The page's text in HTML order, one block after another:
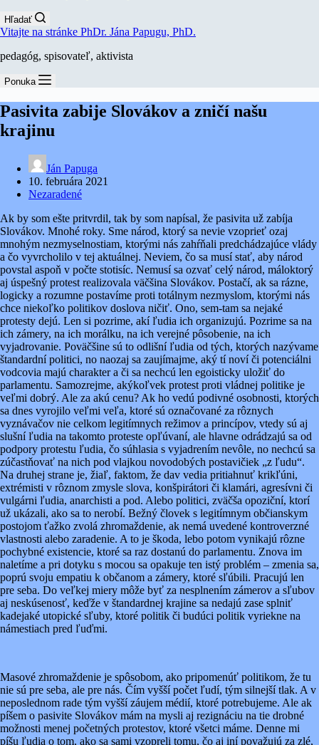
Hľadať
Vitajte na stránke PhDr. Jána Papugu, PhD.
pedagóg, spisovateľ, aktivista
Ponuka
Pasivita zabije Slovákov a zničí našu
krajinu
Ján Papuga
10. februára 2021
Nezaradené
Ak by som ešte pritvrdil, tak by som napísal, že pasivita už zabíja
Slovákov. Mnohé roky. Sme národ, ktorý sa nevie vzoprieť ozaj
mnohým nezmyselnostiam, ktorými nás zahŕňali predchádzajúce vlády
a čo vyvrcholilo v tej aktuálnej. Neviem, čo sa musí stať, aby národ
povstal aspoň v počte stotisíc. Nemusí sa ozvať celý národ, máloktorý
aj úspešný protest realizovala väčšina Slovákov. Postačí, ak sa rázne,
logicky a rozumne postavíme proti totálnym nezmyslom, ktorými nás
chce niekoľko politikov doslova ničiť. Ono, sem-tam sa nejaké
protesty dejú. Len si pozrime, akí ľudia ich organizujú. Pozrime sa na
ich zámery, na ich morálku, na ich verejné pôsobenie, na ich
vyjadrovanie. Poväčšine sú to odlišní ľudia od tých, ktorých nazývame
štandardní politici, no naozaj sa zaujímajme, aký tí noví či potenciálni
vodcovia majú charakter a či sa nechcú len egoisticky uložiť do
parlamentu. Samozrejme, akýkoľvek protest proti vládnej politike je
veľmi dobrý. Ale za akú cenu? Ak ho vedú podivné osobnosti, ktorých
sa dnes vyrojilo veľmi veľa, ktoré sú označované za rôznych
vyznávačov nie celkom legitímnych režimov a princípov, vtedy sú aj
slušní ľudia na takomto proteste opľúvaní, ale hlavne odrádzajú sa od
podpory protestu ľudia, čo súhlasia s vyjadrením nevôle, no nechcú sa
zúčastňovať na nich pod vlajkou novodobých postavičiek „z ľudu“.
Na druhej strane je, žiaľ, faktom, že dav vedia pritiahnuť krikľúni,
extrémisti v rôznom zmysle slova, konšpirátori či klamári, agresívni či
vulgárni ľudia, anarchisti a pod. Alebo politici, zväčša opoziční, ktorí
už ukázali, ako sa to nerobí. Bežný človek s legitímnym občianskym
postojom ťažko zvolá zhromaždenie, ak nemá uvedené kontroverzné
vlastnosti alebo zaradenie. A to je škoda, lebo potom vynikajú rôzne
pochybné existencie, ktoré sa raz dostanú do parlamentu. Znova im
naletíme a pri dotyku s mocou sa opakuje ten istý problém – zmenia sa,
poprú svoju empatiu k občanom a zámery, ktoré sľúbili. Pracujú len
pre seba. Do veľkej miery môže byť za nesplnením zámerov a sľubov
aj neskúsenosť, keďže v štandardnej krajine sa nedajú zase splniť
kadejaké utopické sľuby, ktoré politik či budúci politik vyriekne na
námestiach pred ľuďmi.
Masové zhromaždenie je spôsobom, ako pripomenúť politikom, že tu
nie sú pre seba, ale pre nás. Čím vyšší počet ľudí, tým silnejší tlak. A v
neposlednom rade tým vyšší záujem médií, ktoré potrebujeme. Ale ak
píšem o pasivite Slovákov mám na mysli aj rezignáciu na tie drobné
možnosti menej početných protestov, ktoré všetci máme. Denne mi
píšu ľudia o tom, ako sa sami vzopreli tomu, čo aj iní považujú za zlé,